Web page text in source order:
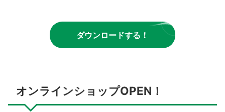
ダウンロードする！
オンラインショップOPEN！